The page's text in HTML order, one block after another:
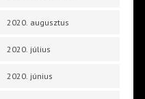
2020. augusztus
2020. július
2020. június